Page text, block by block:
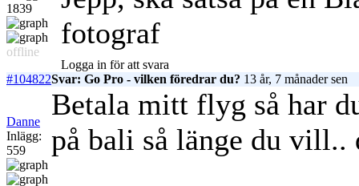
1839
offline
fotograf
Logga in för att svara
#104822Svar: Go Pro - vilken föredrar du? 13 år, 7 månader sen
Danne
Inlägg:
559
Betala mitt flyg så har
på bali så länge du vill..